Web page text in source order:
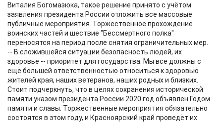
Виталия Богомазюка, такое решение принято с учётом
заявления президента России отложить все массовые
публичные мероприятия. Торжественное прохождение
воинских частей и шествие "Бессмертного полка"
переносятся на период после снятия ограничительных мер.
-- В сложившейся ситуации безопасность людей, их
здоровье -- приоритет для государства. Мы все должны с
ещё большей ответственностью относиться к здоровью
жителей края, наших ветеранов, наших родных и близких.
Стоит подчеркнуть, что в целях сохранения исторической
памяти указом президента России 2020 год объявлен Годом
памяти и славы. Торжественные мероприятия обязательно
состоятся в этом году, и Красноярский край проведёт их